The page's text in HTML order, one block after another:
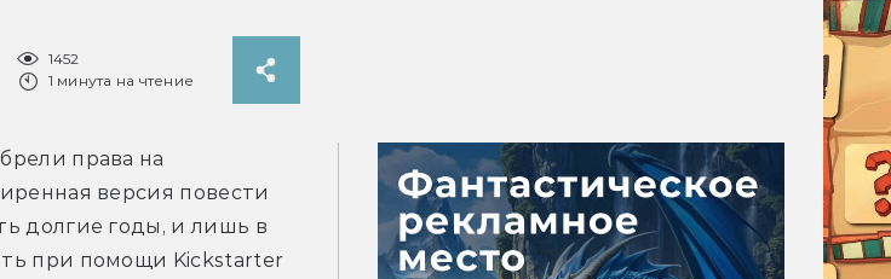
1452
1 минута на чтение
права на
версия повести
долгие годы, и лишь в
при помощи Kickstarter